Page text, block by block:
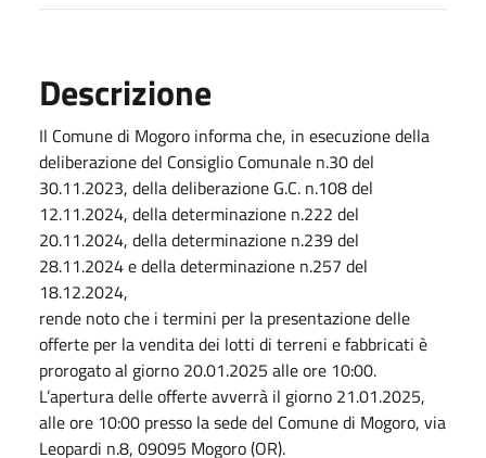
Descrizione
Il Comune di Mogoro informa che, in esecuzione della
deliberazione del Consiglio Comunale n.30 del
30.11.2023, della deliberazione G.C. n.108 del
12.11.2024, della determinazione n.222 del
20.11.2024, della determinazione n.239 del
28.11.2024 e della determinazione n.257 del
18.12.2024,
rende noto che i termini per la presentazione delle
offerte per la vendita dei lotti di terreni e fabbricati è
prorogato al giorno 20.01.2025 alle ore 10:00.
L’apertura delle offerte avverrà il giorno 21.01.2025,
alle ore 10:00 presso la sede del Comune di Mogoro, via
Leopardi n.8, 09095 Mogoro (OR).